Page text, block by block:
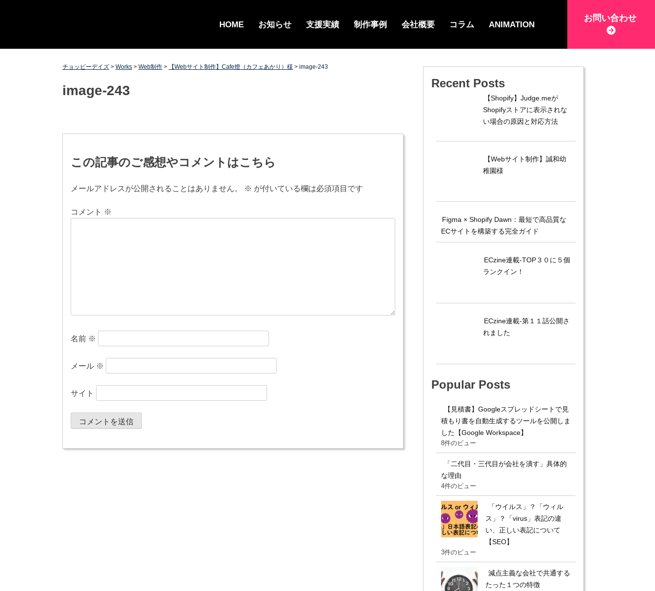
チング チョッピーデイズ ChoppyDays
HOME お知らせ 支援実績 制作事例 会社概要 コラム ANIMATION
お問い合わせ
チョッピーデイズ > Works > Web制作 > 【Webサイト制作】Cafe燈（カフェあかり）様 > image-243
image-243
稿
ゲ
この記事のご感想やコメントはこちら
メールアドレスが公開されることはありません。 ※ が付いている欄は必須項目です
コメント ※
名前 ※
メール ※
サイト
Recent Posts
【Shopify】Judge.meが
Shopifyストアに表示されな
い場合の原因と対応方法
【Webサイト制作】誠和幼
稚園様
Figma × Shopify Dawn：最短で高品質な
ECサイトを構築する完全ガイド
ECzine連載-TOP３０に５個
ランクイン！
ECzine連載-第１１話公開さ
れました
Popular Posts
【見積書】Googleスプレッドシートで見
積もり書を自動生成するツールを公開しま
した【Google Workspace】
8件のビュー
「二代目・三代目が会社を潰す」具体的
な理由
4件のビュー
「ウイルス」？「ウィル
ス」？「virus」表記の違
い、正しい表記について
【SEO】
3件のビュー
減点主義な会社で共通する
たった１つの特徴